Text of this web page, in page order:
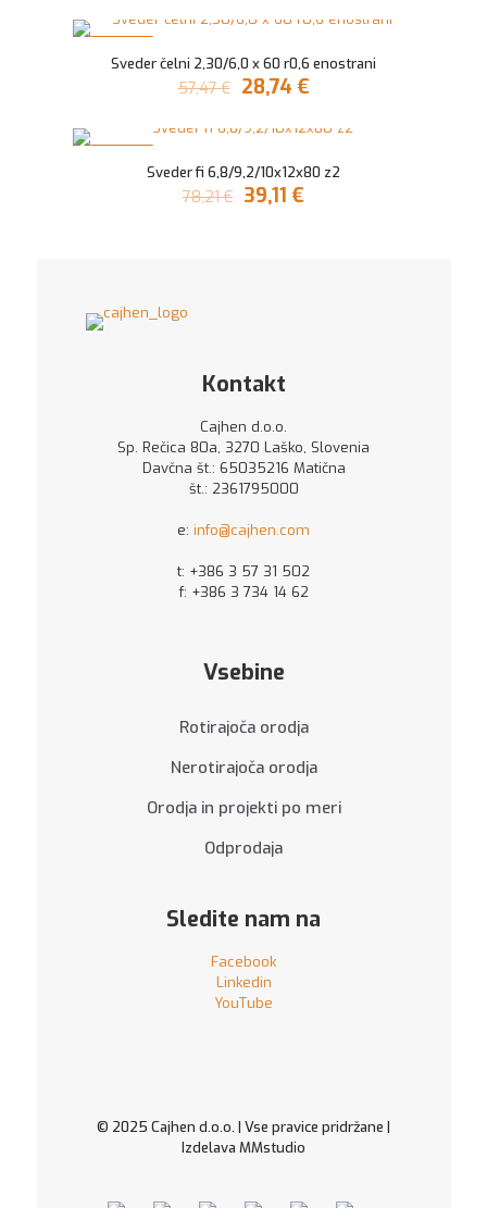
je
47,21 €.
je:
Sveder čelni 2,30/6,0 x 60 r0,6 enostrani
57,47€ Izvirna
je
57,47 €.
28,74€Trenutna
je:
Sveder fi 6,8/9,2/10x12x80 z2
78,21€ Izvirna
39,11€
Kontakt
Cajhen d.o.o.
Sp. Rečica 80a, 3270 Laško, Slovenia
Davčna št.: 65035216 Matična
št.: 2361795000
e: info@cajhen.com
t: +386 3 57 31 502
f: +386 3 734 14 62
Vsebine
Rotirajoča orodja
Nerotirajoča orodja
Orodja in projekti po meri
Odprodaja
Sledite nam na
Facebook
Linkedin
YouTube
© 2025 Cajhen d.o.o. | Vse pravice pridržane |
Izdelava MMstudio